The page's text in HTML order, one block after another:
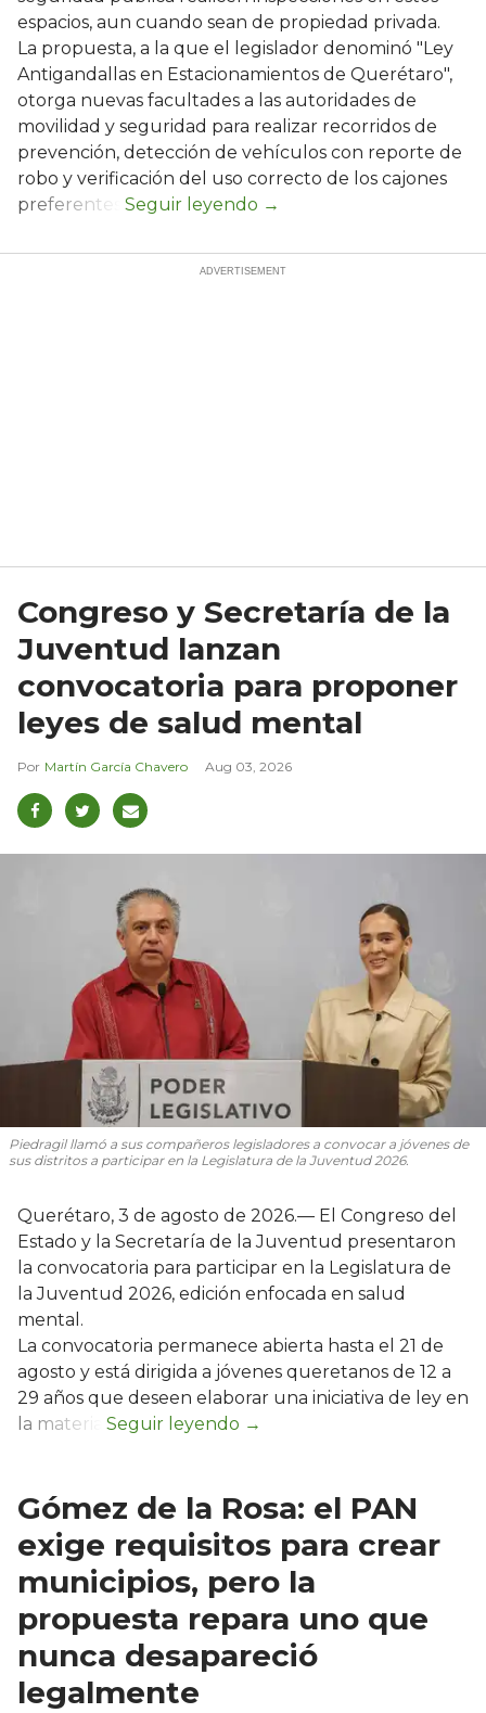
espacios, aun cuando sean de propiedad privada.
La propuesta, a la que el legislador denominó "Ley
Antigandallas en Estacionamientos de Querétaro",
otorga nuevas facultades a las autoridades de
movilidad y seguridad para realizar recorridos de
prevención, detección de vehículos con reporte de
robo y verificación del uso correcto de los cajones
preferentes.
Congreso y Secretaría de la
Juventud lanzan
convocatoria para proponer
leyes de salud mental
Martín García Chavero Aug 03, 2026
Piedragil llamó a sus compañeros legisladores a convocar a jóvenes de
sus distritos a participar en la Legislatura de la Juventud 2026.
Querétaro, 3 de agosto de 2026.— El Congreso del
Estado y la Secretaría de la Juventud presentaron
la convocatoria para participar en la Legislatura de
la Juventud 2026, edición enfocada en salud
mental.
La convocatoria permanece abierta hasta el 21 de
agosto y está dirigida a jóvenes queretanos de 12 a
29 años que deseen elaborar una iniciativa de ley en
la materia.
Gómez de la Rosa: el PAN
exige requisitos para crear
municipios, pero la
propuesta repara uno que
nunca desapareció
legalmente